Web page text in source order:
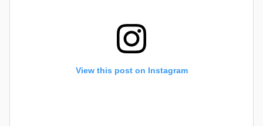
View this post on Instagram